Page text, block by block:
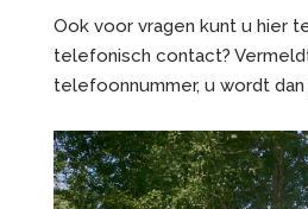
Ook voor vragen kunt u hier
telefonisch contact?
telefoonnummer, u wordt